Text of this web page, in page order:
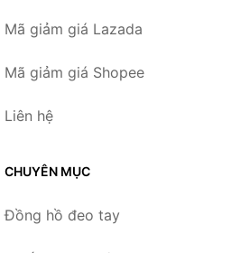
Mã giảm giá Lazada
Mã giảm giá Shopee
Liên hệ
CHUYÊN MỤC
Đồng hồ đeo tay